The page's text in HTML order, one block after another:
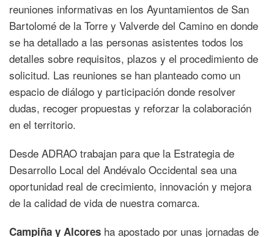
reuniones informativas en los Ayuntamientos de San
Bartolomé de la Torre y Valverde del Camino en donde
se ha detallado a las personas asistentes todos los
detalles sobre requisitos, plazos y el procedimiento de
solicitud. Las reuniones se han planteado como un
espacio de diálogo y participación donde resolver
dudas, recoger propuestas y reforzar la colaboración
en el territorio.
Desde ADRAO trabajan para que la Estrategia de
Desarrollo Local del Andévalo Occidental sea una
oportunidad real de crecimiento, innovación y mejora
de la calidad de vida de nuestra comarca.
Campiña y Alcores ha apostado por unas jornadas de